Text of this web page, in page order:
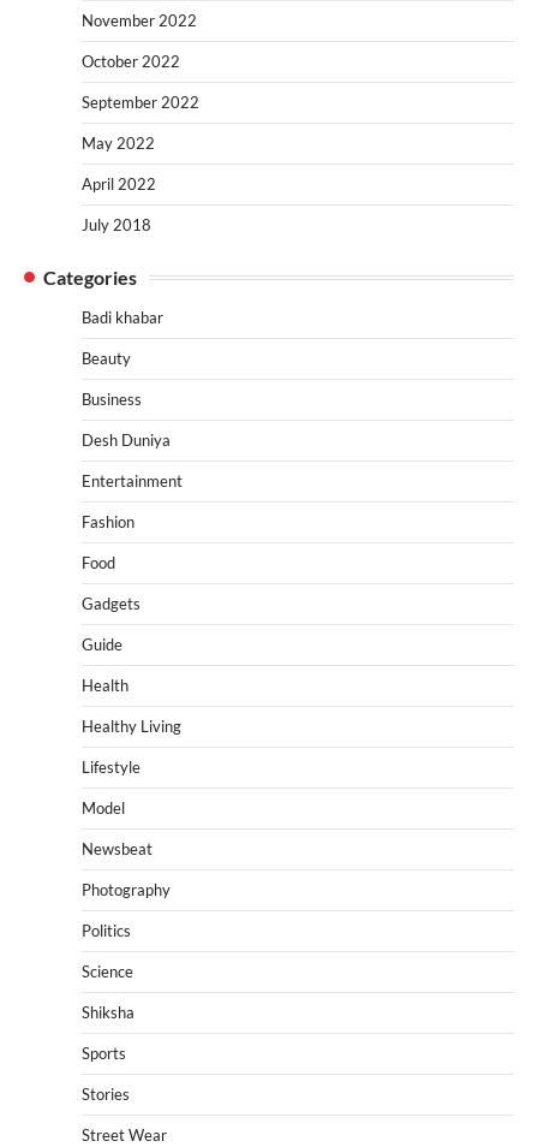
November 2022
October 2022
September 2022
May 2022
April 2022
July 2018
Categories
Badi khabar
Beauty
Business
Desh Duniya
Entertainment
Fashion
Food
Gadgets
Guide
Health
Healthy Living
Lifestyle
Model
Newsbeat
Photography
Politics
Science
Shiksha
Sports
Stories
Street Wear